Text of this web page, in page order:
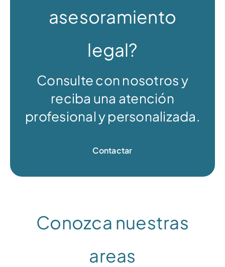
asesoramiento
legal?
Consulte con nosotros y
reciba una atención
profesional y personalizada.
Contactar
Conozca nuestras
areas